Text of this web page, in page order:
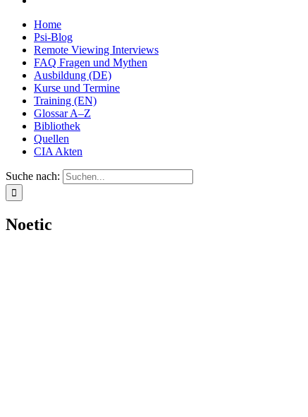
Home
Psi-Blog
Remote Viewing Interviews
FAQ Fragen und Mythen
Ausbildung (DE)
Kurse und Termine
Training (EN)
Glossar A–Z
Bibliothek
Quellen
CIA Akten
Suche nach:
Noetic